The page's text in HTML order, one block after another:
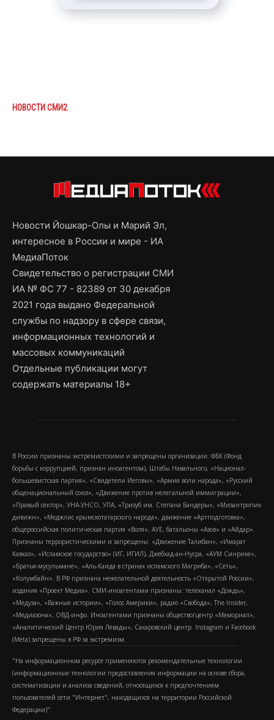
НОВОСТИ СМИ2
Новости Йошкар-Олы и Марий Эл,
интересное в России и мире - ИА
МедиаПоток
Свидетельство о регистрации СМИ
ИА № ФС 77 - 82389 от 30 декабря
2021 года выдано Федеральной
службы по надзору в сфере связи,
информационных технологий и
массовых коммуникаций
Отдельные публикации могут
содержать материалы 18+
В России признаны экстремистскими и запрещены организации: ФБК (Фонд
борьбы с коррупцией, признан иноагентом), Штабы Навального, «Национал-
большевистская партия», «Свидетели Иеговы», «Армия воли народа», «Русский
общенациональный союз», «Движение против нелегальной иммиграции»,
«Правый сектор», УНА-УНСО, УПА, «Тризуб им. Степана Бандеры», «Мизантропик
дивижн», «Меджлис крымскотатарского народа», движение «Артподготовка»,
общероссийская политическая партия «Воля», АУЕ, батальоны «Азов» и «Айдар».
Признаны террористическими и запрещены: «Движение Талибан», «Имарат
Кавказ», «Исламское государство» (ИГ, ИГИЛ), Джебхад-ан-Нусра, «АУМ Синрике»,
«Братья-мусульмане», «Аль-Каида в странах исламского Магриба», «Сеть»,
«Колумбайн». В РФ признана нежелательной деятельность «Открытой России»,
издания «Проект Медиа». СМИ-иноагентами признаны: телеканал «Дождь»,
«Медуза», «Важные истории», «Голос Америки», радио «Свобода», The Insider,
«Медиазона», ОВД-инфо. Иноагентами признаны общество/центр «Мемориал»,
«Аналитический Центр Юрия Левады», Сахаровский центр. Instagram и Facebook
(Metа) запрещены в РФ за экстремизм.
"На информационном ресурсе применяются рекомендательные технологии
(информационные технологии предоставления информации на основе сбора,
систематизации и анализа сведений, относящихся к предпочтениям
пользователей сети "Интернет", находящихся на территории Российской
Федерации)".